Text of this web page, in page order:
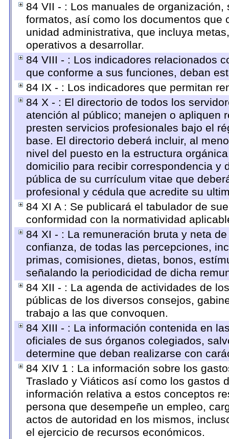
84 VII - : Los manuales de
formatos, así como los documentos
unidad administrativa, que incluya
operativos a desarrollar.
84 VIII - : Los indicadores relacionados
que conforme a sus funciones, deban
84 IX - : Los indicadores que permitan
84 X - : El directorio de todos los
atención al público; manejen o apliquen
presten servicios profesionales bajo el
base. El directorio deberá incluir, al
nivel del puesto en la estructura
domicilio para recibir correspondencia y
pública de su currículum vitae que
profesional y cédula que acredite su
84 XI A : Se publicará el tabulador de
conformidad con la normatividad
84 XI - : La remuneración bruta y neta
confianza, de todas las percepciones,
primas, comisiones, dietas, bonos,
señalando la periodicidad de dicha
84 XII - : La agenda de actividades de
públicas de los diversos consejos,
trabajo a las que convoquen.
84 XIII - : La información contenida en
oficiales de sus órganos colegiados,
determine que deban realizarse con
84 XIV 1 : La información sobre los
Traslado y Viáticos así como los gastos
información relativa a estos conceptos
persona que desempeñe un empleo,
actos de autoridad en los mismos,
el ejercicio de recursos económicos.